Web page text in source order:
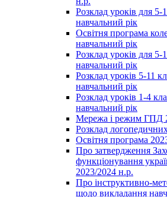
Розклад уроків для 5-
навчальний рік
Освітня програма
навчальний рік
Розклад уроків для 5-
навчальний рік
Розклад уроків 5-11
навчальний рік
Розклад уроків 1-4
навчальний рік
Мережа і режим ГПД
Розклад
Освітня програма
Про затвердження
функціонування
2023/2024 н.р.
Про інструктивно-
щодо викладання